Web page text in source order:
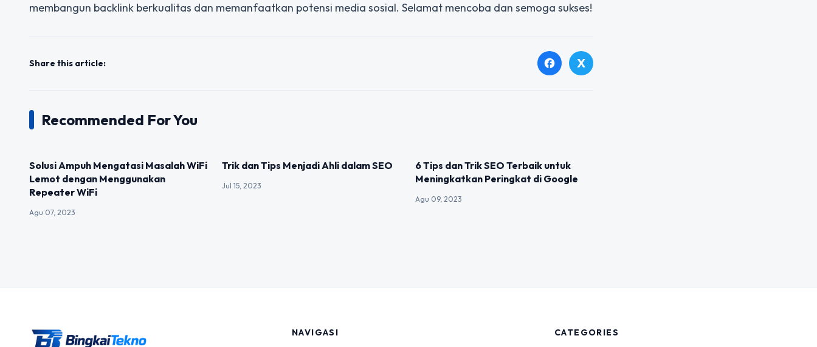
membangun backlink berkualitas dan memanfaatkan potensi media sosial. Selamat mencoba dan semoga sukses!
Share this article: facebook X
Recommended For You
Solusi Ampuh Mengatasi Masalah WiFi
Lemot dengan Menggunakan
Repeater WiFi
Agu 07, 2023
Trik dan Tips Menjadi Ahli dalam SEO
Jul 15, 2023
6 Tips dan Trik SEO Terbaik untuk
Meningkatkan Peringkat di Google
Agu 09, 2023
NAVIGASI CATEGORIES